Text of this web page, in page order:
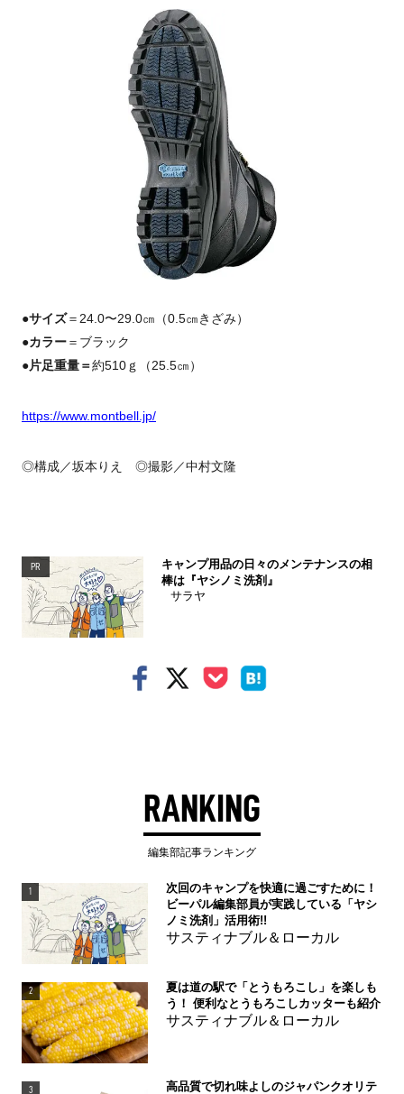
●サイズ＝24.0〜29.0㎝（0.5㎝きざみ）
●カラー＝ブラック
●片足重量＝約510ｇ（25.5㎝）
https://www.montbell.jp/
◎構成／坂本りえ ◎撮影／中村文隆
PR
キャンプ用品の日々のメンテナンスの相
棒は『ヤシノミ洗剤』
サラヤ
RANKING
編集部記事ランキング
1
次回のキャンプを快適に過ごすために！
ビーパル編集部員が実践している「ヤシ
ノミ洗剤」活用術!!
サスティナブル＆ローカル
2
夏は道の駅で「とうもろこし」を楽しも
う！ 便利なとうもろこしカッターも紹介
サスティナブル＆ローカル
3 高品質で切れ味よしのジャパンクオリテ